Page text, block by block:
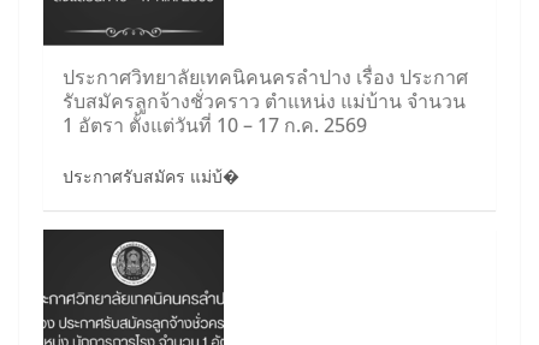
ประกาศวิทยาลัยเทคนิคนครลำปาง เรื่อง ประกาศ
รับสมัครลูกจ้างชั่วคราว ตำแหน่ง แม่บ้าน จำนวน
1 อัตรา ตั้งแต่วันที่ 10 – 17 ก.ค. 2569
ประกาศรับสมัคร แม่บ้�